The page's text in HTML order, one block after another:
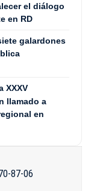
el diálogo
en RD
galardones
XXXV
llamado a
en
87-06